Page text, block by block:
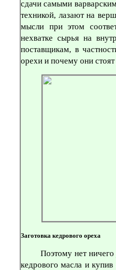
сдачи самыми
техникой, лазают на
мысли при этом
нехватке сырья на
поставщикам, в
орехи и почему они стоят
Заготовка кедрового ореха
Поэтому нет
кедрового масла и